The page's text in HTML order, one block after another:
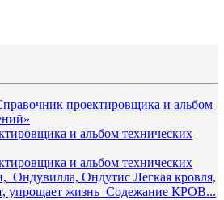
и альбом технических
и альбом технических
Ондутис Легкая кровля,
как точный расчет, упрощает жизнь Содежание КРОВ...